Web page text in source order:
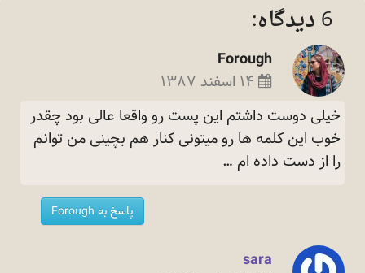
6 دیدگاه:
Forough
۱۴ اسفند ۱۳۸۷
خیلی دوست داشتم این پست رو واقعا عالی بود چقدر
خوب این کلمه ها رو میتونی کنار هم بچینی من توانم
را از دست داده ام …
پاسخ به Forough
sara